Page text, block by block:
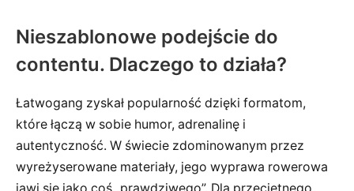
Nieszablonowe podejście do
contentu. Dlaczego to działa?
Łatwogang zyskał popularność dzięki formatom,
które łączą w sobie humor, adrenalinę i
autentyczność. W świecie zdominowanym przez
wyreżyserowane materiały, jego wyprawa rowerowa